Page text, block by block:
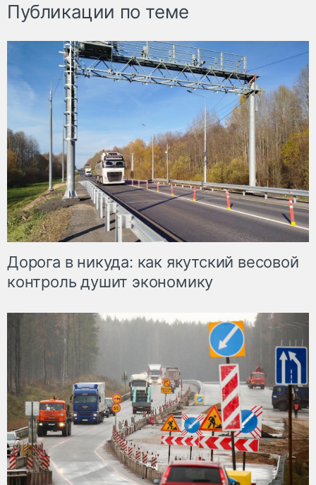
Публикации по теме
Дорога в никуда: как якутский весовой
контроль душит экономику